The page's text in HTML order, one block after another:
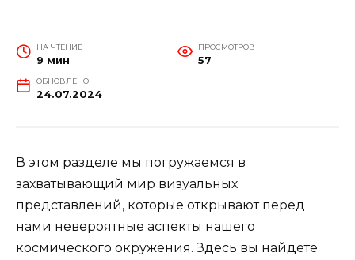
НА ЧТЕНИЕ
9 мин
ПРОСМОТРОВ
57
ОБНОВЛЕНО
24.07.2024
В этом разделе мы погружаемся в
захватывающий мир визуальных
представлений, которые открывают перед
нами невероятные аспекты нашего
космического окружения. Здесь вы найдете